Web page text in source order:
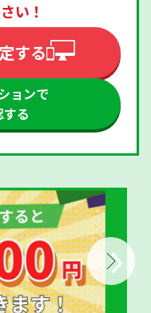
い！
する
ョンで
る